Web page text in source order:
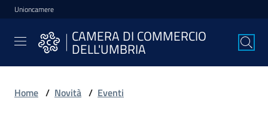
Vai al contenuto
Vai alla navigazione
Vai al footer
Unioncamere
CAMERA DI COMMERCIO
DELL'UMBRIA
CAMERA DI
COMMERCIO
DELL'UMBRIA
Home / Novità / Eventi